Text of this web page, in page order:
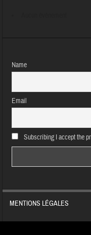
Name
Email
Subscribing I accept the
MENTIONS LÉGALES